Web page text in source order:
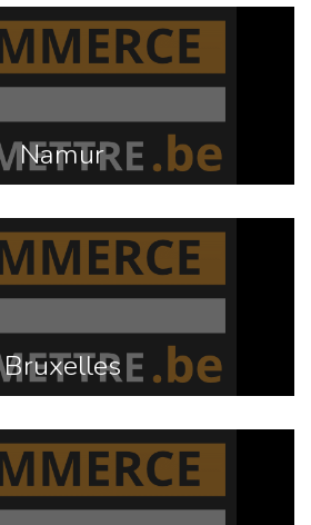
Namur
Bruxelles